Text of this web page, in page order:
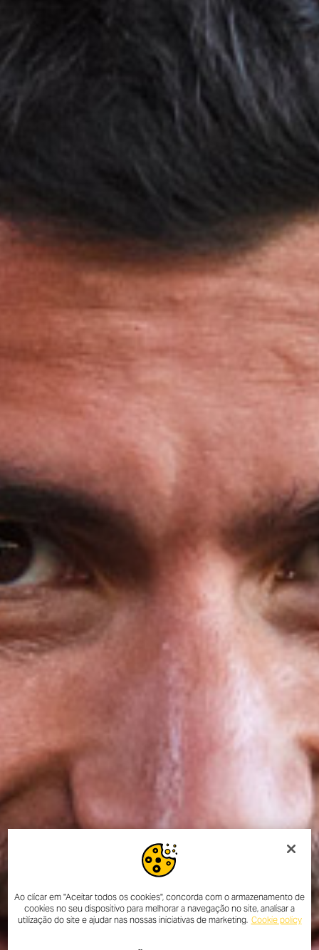
Ao clicar em "Aceitar todos os cookies", concorda com o armazenamento de
cookies no seu dispositivo para melhorar a navegação no site, analisar a
utilização do site e ajudar nas nossas iniciativas de marketing. Cookie policy